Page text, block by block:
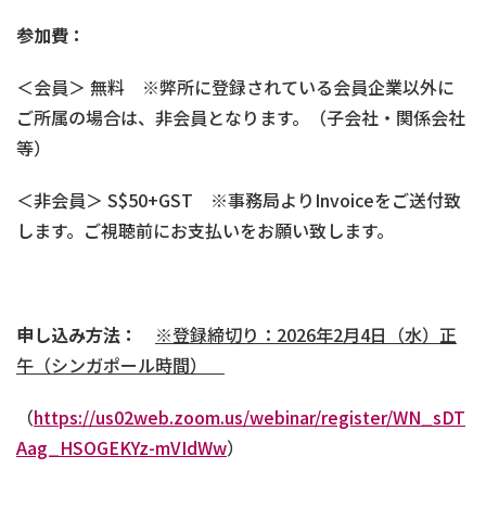
参加費：
＜会員＞ 無料 ※弊所に登録されている会員企業以外に
ご所属の場合は、非会員となります。（子会社・関係会社
等）
＜非会員＞ S$50+GST ※事務局よりInvoiceをご送付致
します。ご視聴前にお支払いをお願い致します。
申し込み方法： ※登録締切り： 2026年2月4日（水） 正
午 （シンガポール時間）
（https://us02web.zoom.us/webinar/register/WN_sDT
Aag_HSOGEKYz-mVIdWw）